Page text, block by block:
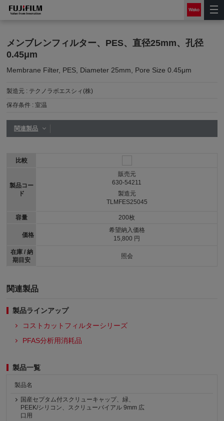
メンブレンフィルター、PES、直径25mm、孔径
0.45μm
Membrane Filter, PES, Diameter 25mm, Pore Size 0.45μm
製造元 : テクノラボエスシィ(株)
保存条件 :室温
関連製品
比較
製品コー
ド
容量
価格
在庫 / 納
期目安
販売元
630-54211
製造元
TLMFES25045
200枚
希望納入価格
15,800 円
照会
関連製品
製品ラインアップ
コストカットフィルターシリーズ
PFAS分析用消耗品
製品一覧
製品名
国産セプタム付スクリューキャップ、緑、
PEEK/シリコン、スクリューバイアル 9mm 広
口用